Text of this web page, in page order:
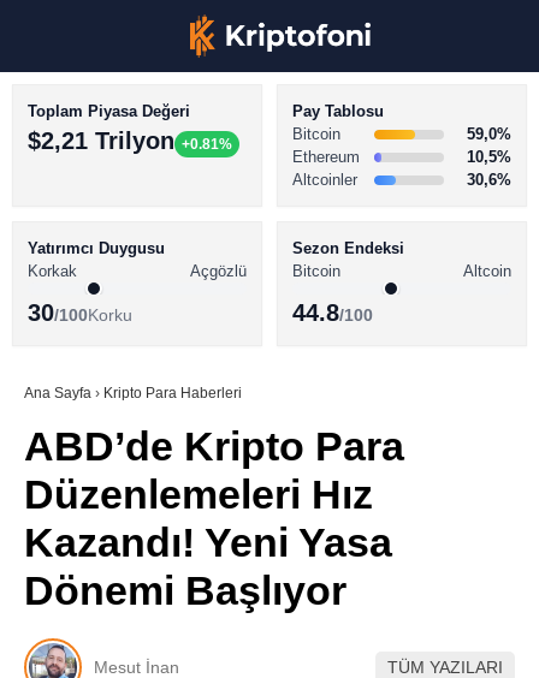
Youtube
TikTok
BİTCOİN HABERLERİ
ALTCOİN HABERLERİ
SÖZLÜK
Toplam Piyasa Değeri
$2,21 Trilyon +0.81%
Pay Tablosu
Bitcoin
59,0%
Ethereum
10,5%
Altcoinler
30,6%
Yatırımcı Duygusu
Korkak
Açgözlü
30/100Korku
Sezon Endeksi
Bitcoin
Altcoin
44.8/100
Ana Sayfa › Kripto Para Haberleri
ABD’de Kripto Para
Düzenlemeleri Hız
Kazandı! Yeni Yasa
Dönemi Başlıyor
Mesut İnan TÜM YAZILARI